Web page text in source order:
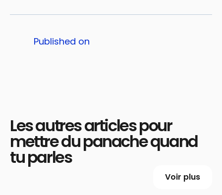
Published on
Les autres articles pour
mettre du panache quand
tu parles
Voir plus